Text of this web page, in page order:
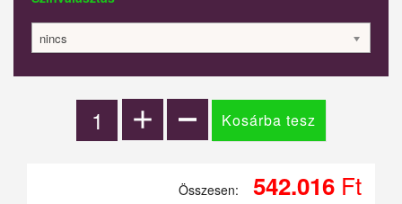
nincs
Összesen: 542.016 Ft